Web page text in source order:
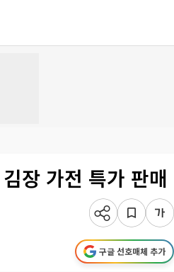
장 가전 특가 판매
구글 선호매체 추가